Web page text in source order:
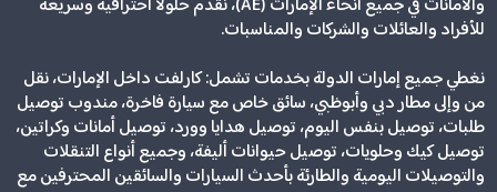
والأمانات في جميع أنحاء الإمارات (AE)، نقدم حلولاً احترافية وسريعة
للأفراد والعائلات والشركات والمناسبات.
نغطي جميع إمارات الدولة بخدمات تشمل: كارلفت داخل الإمارات، نقل
من وإلى مطار دبي وأبوظبي، سائق خاص مع سيارة فاخرة، مندوب توصيل
طلبات، توصيل بنفس اليوم، توصيل هدايا وورد، توصيل أمانات وكراتين،
توصيل كيك وحلويات، توصيل حيوانات أليفة، وجميع أنواع التنقلات
والتوصيلات اليومية والطارئة بأحدث السيارات والسائقين المحترفين مع